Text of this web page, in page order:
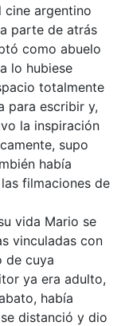
cine argentino
parte de atrás
como abuelo
lo hubiese
totalmente
para escribir y,
la inspiración
supo
había
filmaciones de
vida Mario se
vinculadas con
de cuya
ya era adulto,
había
distanció y dio